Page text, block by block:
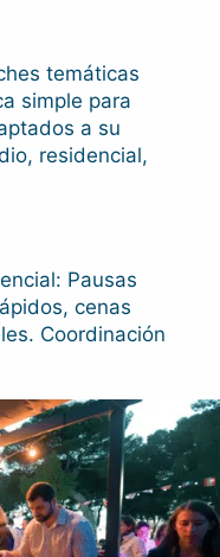
temáticas
simple para
a su
residencial,
Pausas
cenas
Coordinación